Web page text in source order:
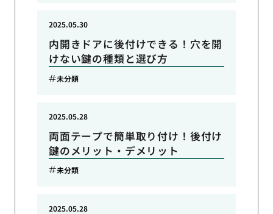
内開きドアに後付けできる！穴を開
けない鍵の種類と選び方
2025.05.30
未分類
両面テープで簡単取り付け！後付け
鍵のメリット・デメリット
2025.05.28
未分類
2025.05.28